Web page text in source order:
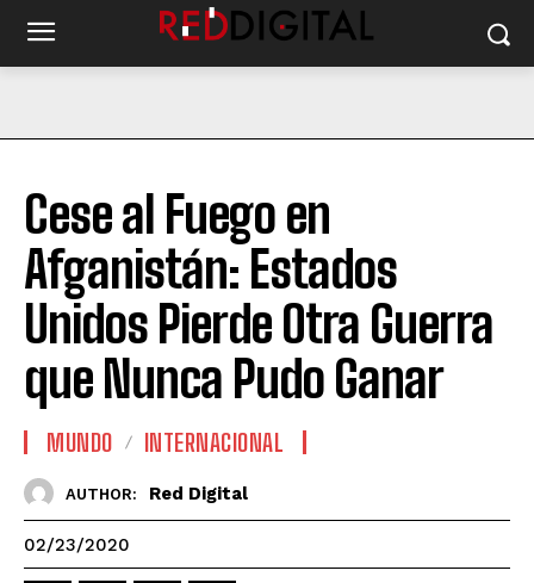
Cese al Fuego en
Afganistán: Estados
Unidos Pierde Otra Guerra
que Nunca Pudo Ganar
MUNDO INTERNACIONAL
AUTHOR: Red Digital
02/23/2020